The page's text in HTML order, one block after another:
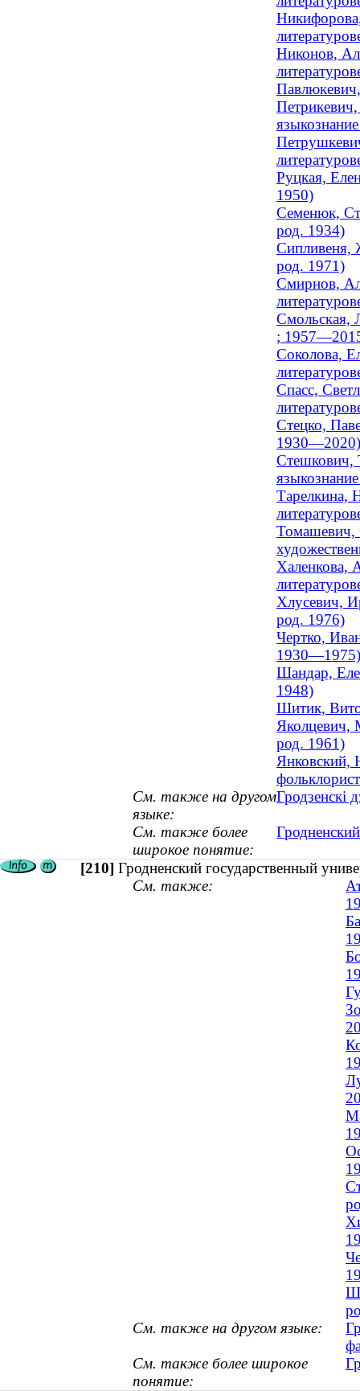
Никонов,
Руцкая,
1950)
Семенюк,
род. 1934)
Сипливеня,
род. 1971)
Смирнов,
Смольская,
;
Соколова,
Спасс,
Стецко,
1930—2020)
Стешкович,
Тарелкина,
Томашевич,
Халенкова,
Хлусевич,
род. 1976)
Чертко,
1930—1975)
Шандар,
1948)
Шитик,
Яколцевич,
род. 1961)
Янковский,
См. также на другом
языке:
Гродзенскі
См. также более
широкое понятие:
[210] Гродненский государственный
См. также:
См. также на другом языке:
См. также более широкое
понятие: